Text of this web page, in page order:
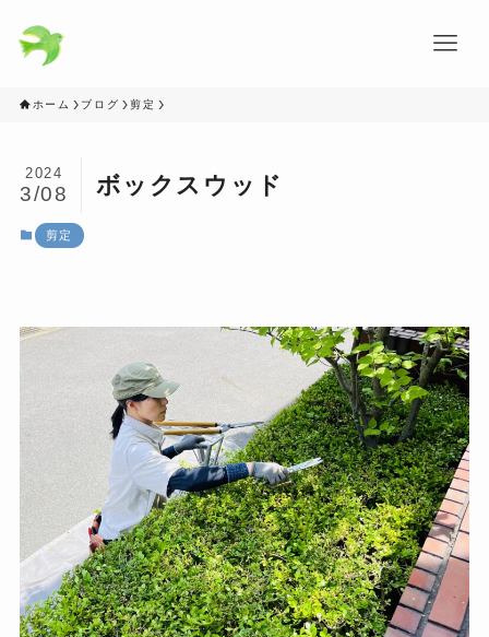
ホーム ブログ 剪定
ボックスウッド
2024
3/08
剪定